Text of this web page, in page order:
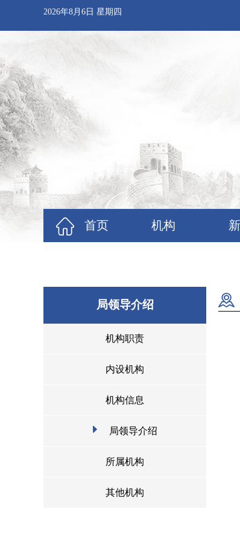
2026年8月6日 星期四
局领导介绍
机构职责
内设机构
机构信息
局领导介绍
所属机构
其他机构